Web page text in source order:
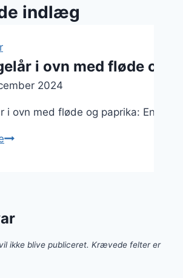
indlæg
i ovn med fløde og
2024
i ovn med fløde og paprika: En
Kyllingelår
og
ikke blive publiceret. Krævede felter er